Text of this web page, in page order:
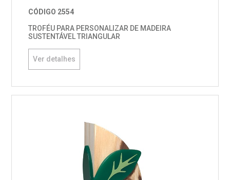
CÓDIGO 2554
TROFÉU PARA PERSONALIZAR DE MADEIRA
SUSTENTÁVEL TRIANGULAR
Ver detalhes